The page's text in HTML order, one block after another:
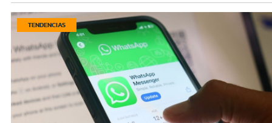
TENDENCIAS